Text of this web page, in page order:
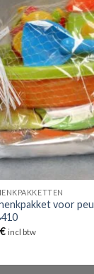
voor
€ incl btw